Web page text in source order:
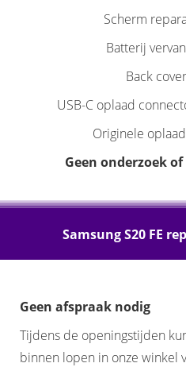
Scherm
Batterij
Back
USB-C oplaad
Originele
Geen onderzoek
Samsung S20 FE
Geen afspraak nodig
Tijdens de openingstijden
binnen lopen in onze winkel